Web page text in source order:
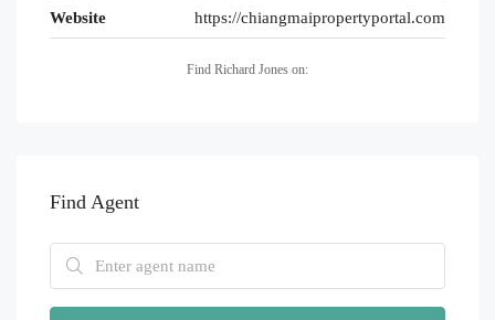
Website https://chiangmaipropertyportal.com
Find Richard Jones on:
Find Agent